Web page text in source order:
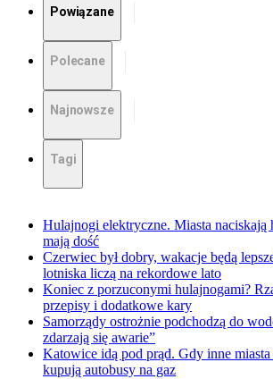
Powiązane
Polecane
Najnowsze
Tagi
Hulajnogi elektryczne. Miasta naciskają
mają dość
Czerwiec był dobry, wakacje będą
lotniska liczą na rekordowe lato
Koniec z porzuconymi hulajnogami?
przepisy i dodatkowe kary
Samorządy ostrożnie podchodzą do
zdarzają się awarie”
Katowice idą pod prąd. Gdy inne
kupują autobusy na gaz